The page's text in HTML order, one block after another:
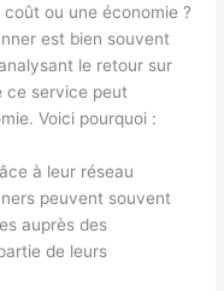
ou une économie ?
est bien souvent
le retour sur
ce service peut
Voici pourquoi :
à leur réseau
peuvent souvent
auprès des
de leurs